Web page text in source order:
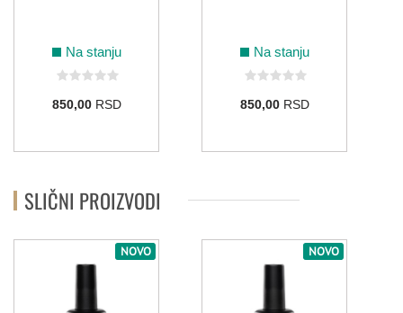
Na stanju
850,00RSD
Na stanju
850,00RSD
SLIČNI PROIZVODI
NOVO NOVO